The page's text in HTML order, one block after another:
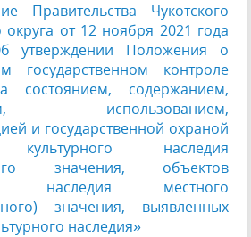
Правительства Чукотского
от 12 ноября 2021 года
Положения о
государственном контроле
состоянием, содержанием,
использованием,
и государственной охраной
культурного наследия
значения, объектов
наследия местного
значения, выявленных
наследия»